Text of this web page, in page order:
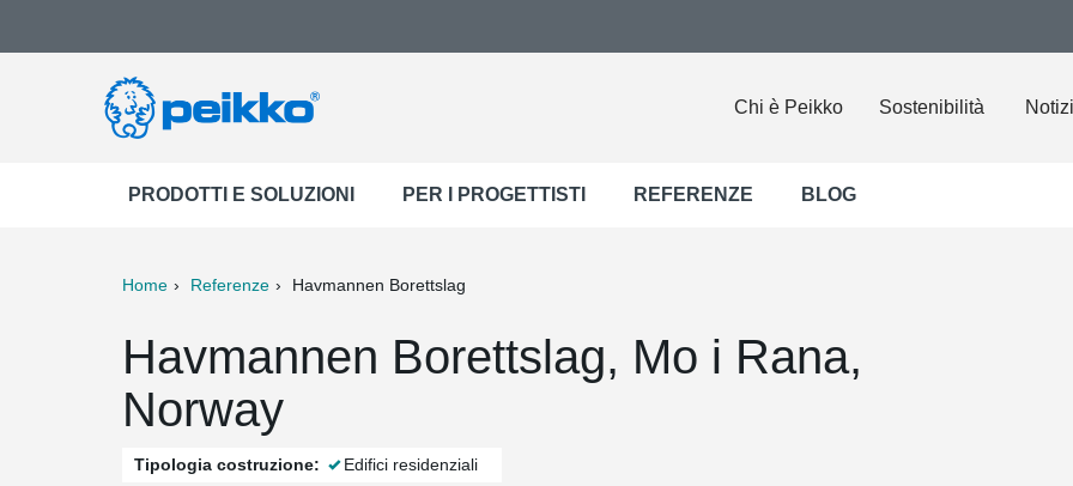
Chi è Peikko Sostenibilità
PRODOTTI E SOLUZIONI PER I PROGETTISTI REFERENZE BLOG
Home Referenze Havmannen Borettslag
Havmannen Borettslag, Mo i Rana,
Norway
Tipologia costruzione: Edifici residenziali